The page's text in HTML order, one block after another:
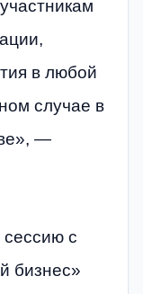
в любой
случае в
—
с
бизнес»